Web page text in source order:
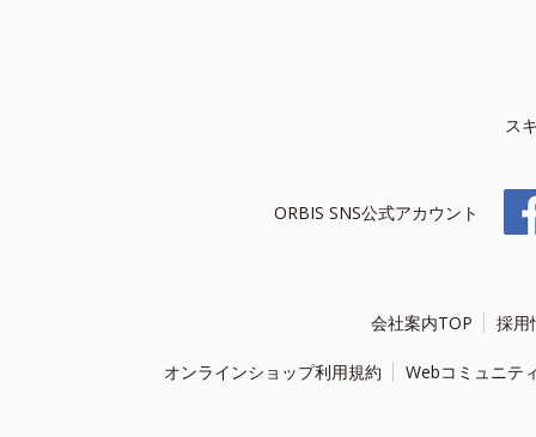
ス
ORBIS SNS公式アカウント
会社案内TOP 採用
オンラインショップ利用規約 Webコミュニテ